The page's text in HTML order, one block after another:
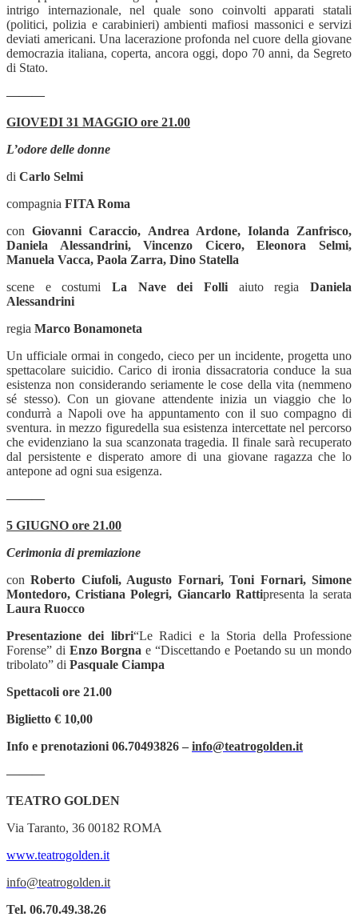
intrigo internazionale, nel quale sono coinvolti apparati statali
(politici, polizia e carabinieri) ambienti mafiosi massonici e servizi
deviati americani. Una lacerazione profonda nel cuore della giovane
democrazia italiana, coperta, ancora oggi, dopo 70 anni, da Segreto
di Stato.
———
GIOVEDI 31 MAGGIO ore 21.00
L’odore delle donne
di Carlo Selmi
compagnia FITA Roma
conGiovanni Caraccio, Andrea Ardone, Iolanda Zanfrisco,
Daniela Alessandrini, Vincenzo Cicero, Eleonora Selmi,
Manuela Vacca, Paola Zarra, Dino Statella
scene e costumi La Nave dei Folli aiuto regiaDaniela
Alessandrini
regia Marco Bonamoneta
Un ufficiale ormai in congedo, cieco per un incidente, progetta uno
spettacolare suicidio. Carico di ironia dissacratoria conduce la sua
esistenza non considerando seriamente le cose della vita (nemmeno
sé stesso). Con un giovane attendente inizia un viaggio che lo
condurrà a Napoli ove ha appuntamento con il suo compagno di
sventura. in mezzo figuredella sua esistenza intercettate nel percorso
che evidenziano la sua scanzonata tragedia. Il finale sarà recuperato
dal persistente e disperato amore di una giovane ragazza che lo
antepone ad ogni sua esigenza.
———
5 GIUGNO ore 21.00
Cerimonia di premiazione
conRoberto Ciufoli, Augusto Fornari, Toni Fornari, Simone
Montedoro, Cristiana Polegri, Giancarlo Rattipresenta la serata
Laura Ruocco
Presentazione dei libri“Le Radici e la Storia della Professione
Forense” di Enzo Borgna e “Discettando e Poetando su un mondo
tribolato” di Pasquale Ciampa
Spettacoli ore 21.00
Biglietto € 10,00
Info e prenotazioni 06.70493826 – info@teatrogolden.it
———
TEATRO GOLDEN
Via Taranto, 36 00182 ROMA
www.teatrogolden.it
info@teatrogolden.it
Tel. 06.70.49.38.26